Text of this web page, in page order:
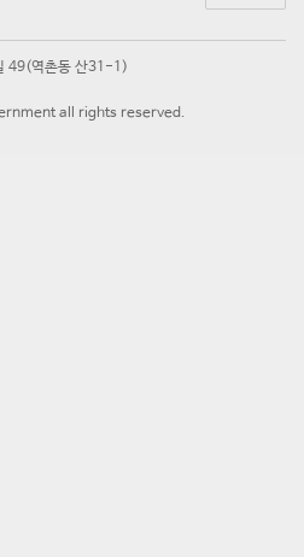
49(역촌동 산31-1)
all rights reserved.